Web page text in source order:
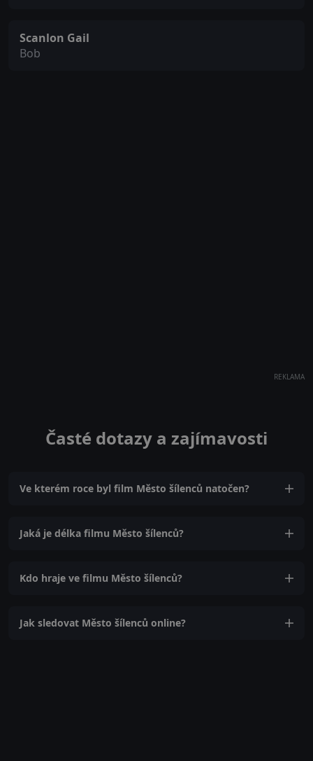
Scanlon Gail
Bob
REKLAMA
Časté dotazy a zajímavosti
Ve kterém roce byl film Město šílenců natočen?
Jaká je délka filmu Město šílenců?
Kdo hraje ve filmu Město šílenců?
Jak sledovat Město šílenců online?